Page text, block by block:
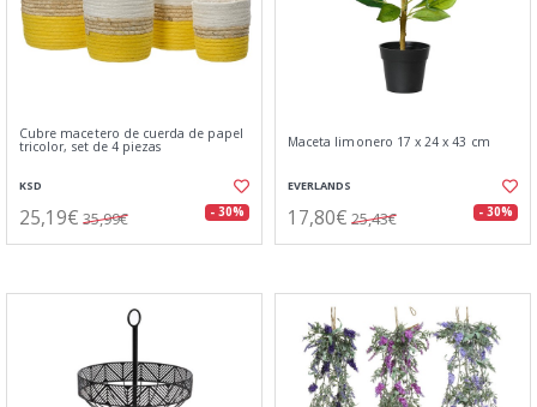
Cubre macetero de cuerda de papel
tricolor, set de 4 piezas
KSD
25,19€ 35,99€ - 30%
Maceta limonero 17 x 24 x 43 cm
EVERLANDS
17,80€ 25,43€ - 30%